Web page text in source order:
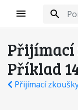
Přijímací
Příklad
Přijímací